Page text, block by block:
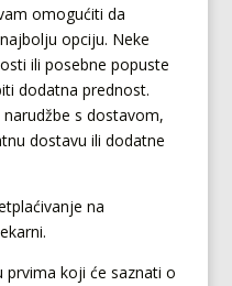
omogućiti da
opciju. Neke
ili posebne popuste
dodatna prednost.
s dostavom,
dostavu ili dodatne
na
koji će saznati o